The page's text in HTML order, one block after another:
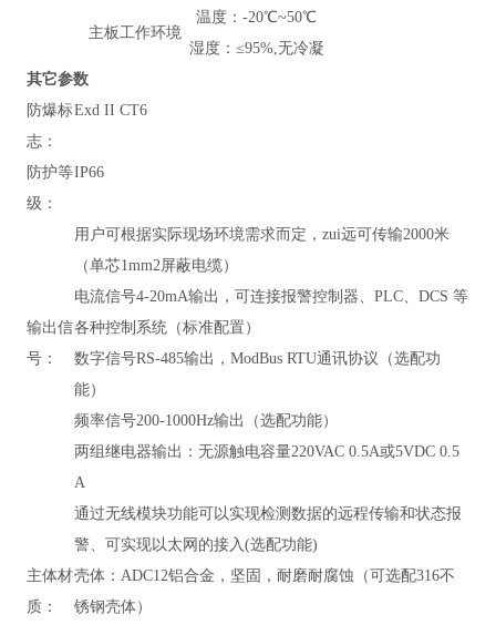
主板工作环境
温度：-20℃~50℃
湿度：≤95%,无冷凝
其它参数
防爆标
志：
Exd II CT6
防护等
级：
IP66
输出信
号：
用户可根据实际现场环境需求而定，zui远可传输2000米
（单芯1mm2屏蔽电缆）
电流信号4-20mA输出，可连接报警控制器、PLC、DCS 等
各种控制系统（标准配置）
数字信号RS-485输出， ModBus RTU通讯协议 （选配功
能）
频率信号200-1000Hz输出（选配功能）
两组继电器输出：无源触电容量220VAC 0.5A或5VDC 0.5
A
通过无线模块功能可以实现检测数据的远程传输和状态报
警、可实现以太网的接入(选配功能)
主体材
质：
壳体：ADC12铝合金，坚固，耐磨耐腐蚀（可选配316不
锈钢壳体）